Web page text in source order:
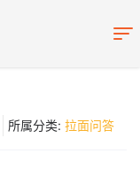
所属分类: 拉面问答